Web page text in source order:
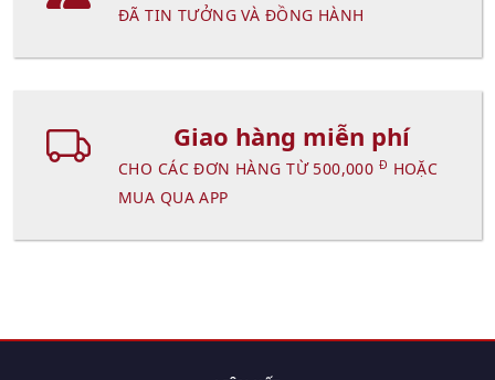
ĐÃ TIN TƯỞNG VÀ ĐỒNG HÀNH
Giao hàng miễn phí
CHO CÁC ĐƠN HÀNG TỪ 500,000 Đ HOẶC
MUA QUA APP